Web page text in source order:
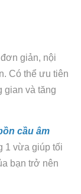
giản, nội
Có thể ưu tiên
gian và tăng
cầu âm
1 vừa giúp tối
bạn trở nên